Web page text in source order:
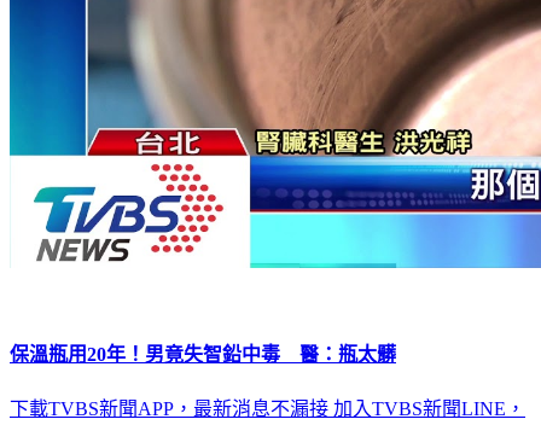
保溫瓶用20年！男竟失智鉛中毒 醫：瓶太髒
下載TVBS新聞APP，最新消息不漏接 加入TVBS新聞LINE，